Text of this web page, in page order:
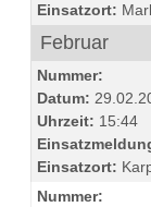
Einsatzort:
Februar
Nummer:
Datum:
Uhrzeit: 15:44
Einsatzort:
Nummer: